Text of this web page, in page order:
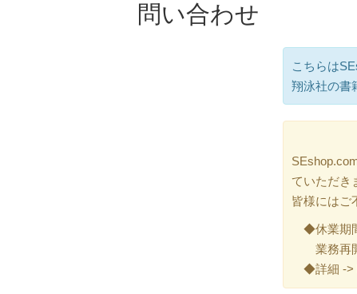
問い合わせ
こちらは
翔泳社の書
ていただき
皆様にはご
◆休業期
業務再開
◆詳細 ->